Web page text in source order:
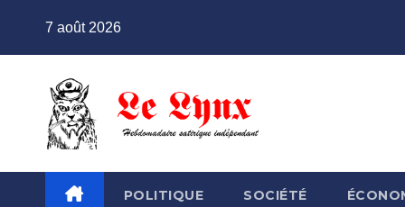
7 août 2026
POLITIQUE SOCIÉTÉ